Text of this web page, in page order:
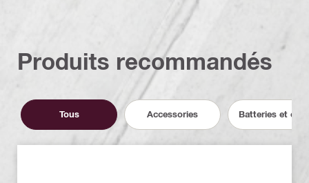
Produits recommandés
Tous Accessories Batteries et